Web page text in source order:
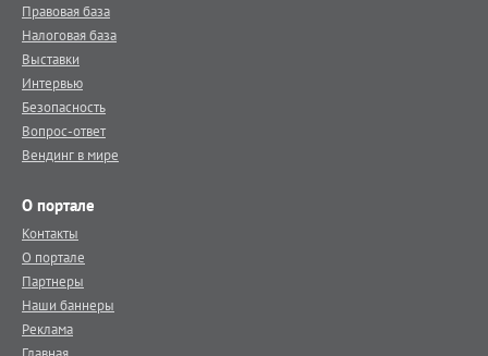
Правовая база
Налоговая база
Выставки
Интервью
Безопасность
Вопрос-ответ
Вендинг в мире
О портале
Контакты
О портале
Партнеры
Наши баннеры
Реклама